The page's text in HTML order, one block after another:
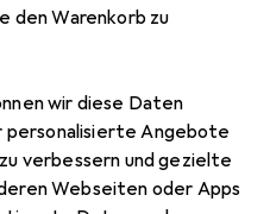
den Warenkorb zu
wir diese Daten
personalisierte Angebote
verbessern und gezielte
Webseiten oder Apps
Marke
Mehr von Isys